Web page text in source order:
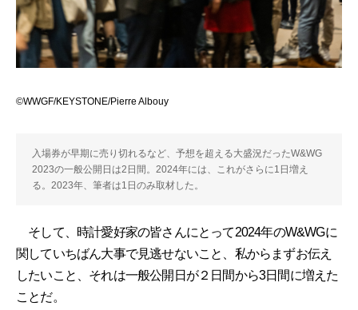
©WWGF/KEYSTONE/Pierre Albouy
入場券が早期に売り切れるなど、予想を超える大盛況だったW&WG
2023の一般公開日は2日間。2024年には、これがさらに1日増え
る。2023年、筆者は1日のみ取材した。
そして、時計愛好家の皆さんにとって2024年のW&WGに
関していちばん大事で見逃せないこと、私からまずお伝え
したいこと、それは一般公開日が２日間から3日間に増えた
ことだ。